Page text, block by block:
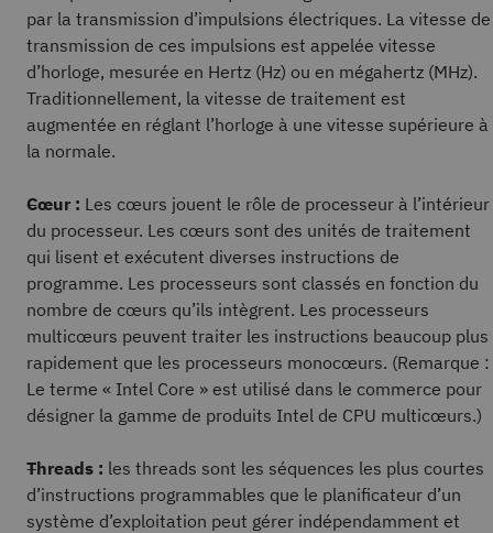
par la transmission d’impulsions électriques. La vitesse de
transmission de ces impulsions est appelée vitesse
d’horloge, mesurée en Hertz (Hz) ou en mégahertz (MHz).
Traditionnellement, la vitesse de traitement est
augmentée en réglant l’horloge à une vitesse supérieure à
la normale.
Cœur : Les cœurs jouent le rôle de processeur à l’intérieur
du processeur. Les cœurs sont des unités de traitement
qui lisent et exécutent diverses instructions de
programme. Les processeurs sont classés en fonction du
nombre de cœurs qu’ils intègrent. Les processeurs
multicœurs peuvent traiter les instructions beaucoup plus
rapidement que les processeurs monocœurs. (Remarque :
Le terme « Intel Core » est utilisé dans le commerce pour
désigner la gamme de produits Intel de CPU multicœurs.)
Threads : les threads sont les séquences les plus courtes
d’instructions programmables que le planificateur d’un
système d’exploitation peut gérer indépendamment et